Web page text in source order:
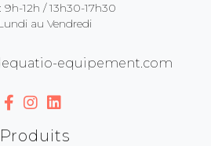
9h-12h / 13h30-17h30
au Vendredi
Produits